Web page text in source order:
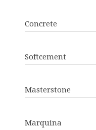
Concrete
Softcement
Masterstone
Marquina